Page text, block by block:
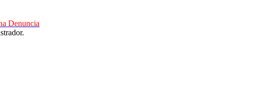
Denuncia